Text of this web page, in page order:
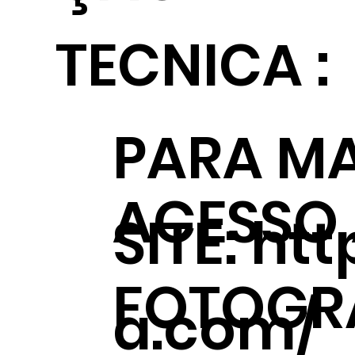
PARA
SITE:
a.com/
TECNICA :